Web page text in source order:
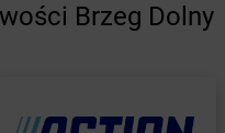
Brzeg Dolny